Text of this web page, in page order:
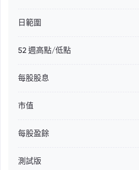
日範圍
52 週高點/低點
每股股息
市值
每股盈餘
測試版